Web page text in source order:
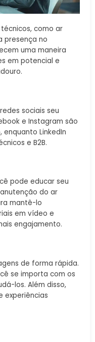
como ar
presença no
uma maneira
em potencial e
sociais seu
e Instagram são
LinkedIn
e B2B.
pode educar seu
do ar
mantê-lo
em vídeo e
engajamento.
de forma rápida.
se importa com os
los. Além disso,
experiências